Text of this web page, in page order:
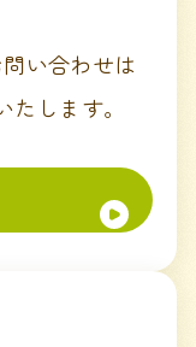
い合わせは
します。